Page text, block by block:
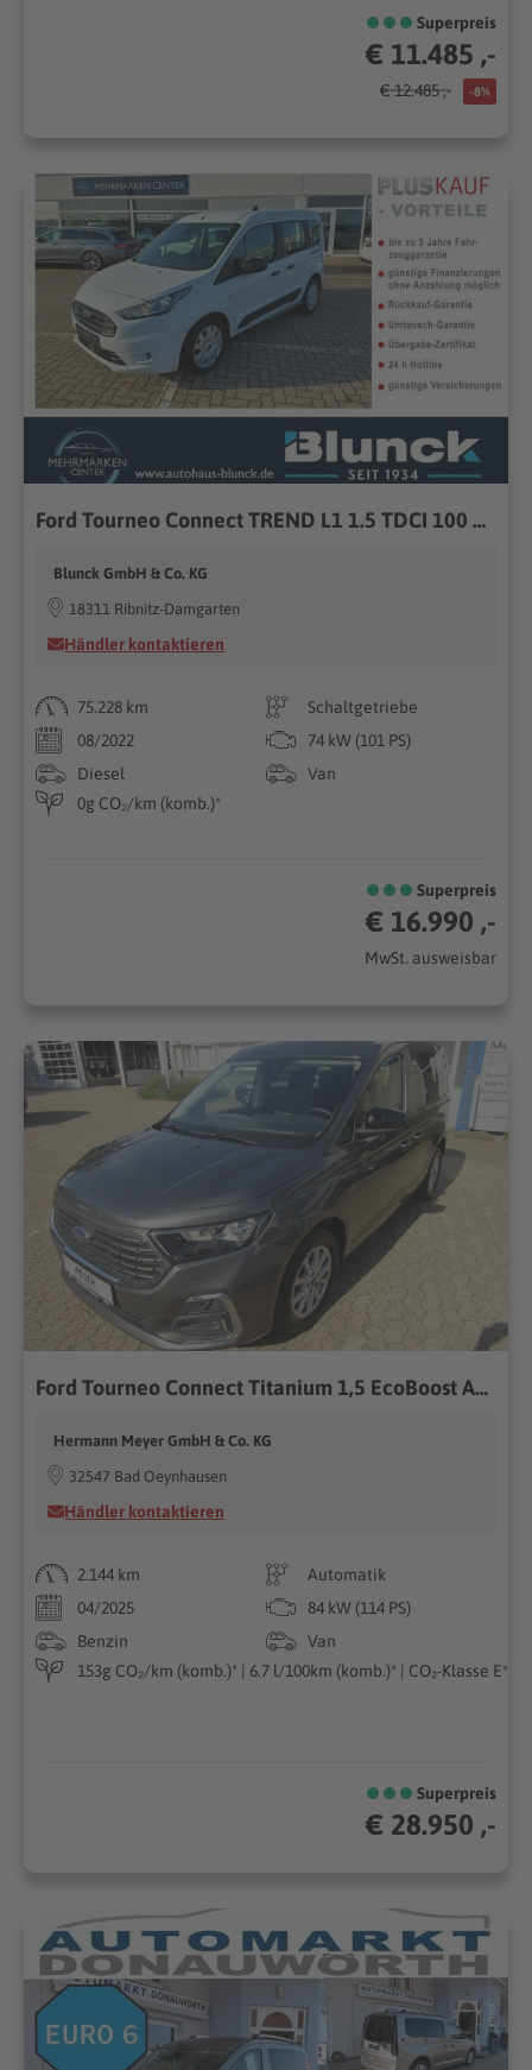
Superpreis
€ 11.485 ,-
€ 12.485 ,- -8%
Ford Tourneo Connect TREND L1 1.5 TDCI 100 PS...
Blunck GmbH & Co. KG
18311 Ribnitz-Damgarten
Händler kontaktieren
75.228 km
Schaltgetriebe
08/2022
74 kW (101 PS)
Diesel
Van
0g CO₂/km (komb.)*
Superpreis
€ 16.990 ,-
MwSt. ausweisbar
Ford Tourneo Connect Titanium 1,5 EcoBoost Automatic
Hermann Meyer GmbH & Co. KG
32547 Bad Oeynhausen
Händler kontaktieren
2.144 km
Automatik
04/2025
84 kW (114 PS)
Benzin
Van
153g CO₂/km (komb.)* | 6.7 l/100km (komb.)* | CO₂-Klasse E*
Superpreis
€ 28.950 ,-